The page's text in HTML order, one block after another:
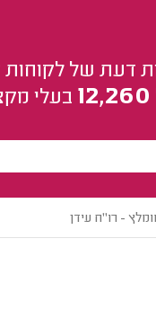
דעת של לקוחות
12,260 בעלי
- רו"ח עידן